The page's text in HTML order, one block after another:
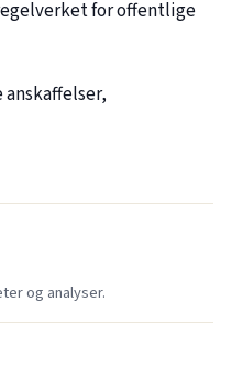
for offentlige
og analyser.